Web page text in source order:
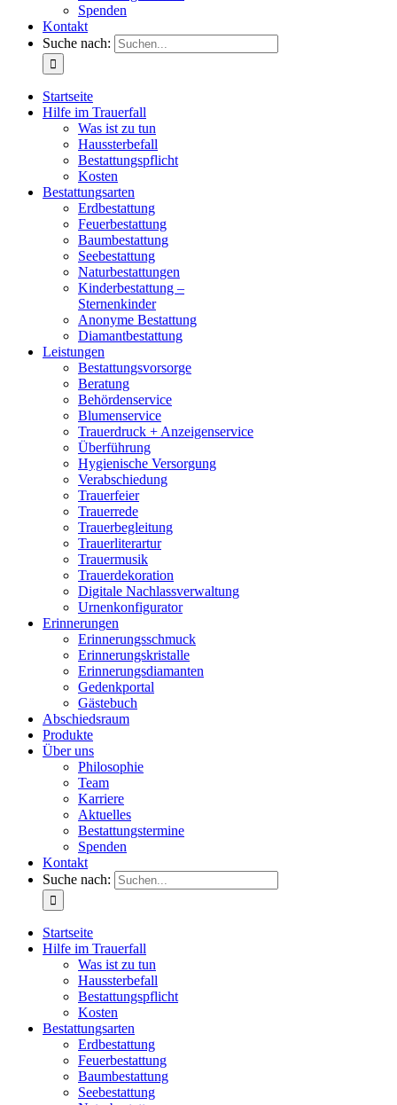
Spenden
Kontakt
Suche nach:
Startseite
Hilfe im Trauerfall
Was ist zu tun
Haussterbefall
Bestattungspflicht
Kosten
Bestattungsarten
Erdbestattung
Feuerbestattung
Baumbestattung
Seebestattung
Naturbestattungen
Kinderbestattung –
Sternenkinder
Anonyme Bestattung
Diamantbestattung
Leistungen
Bestattungsvorsorge
Beratung
Behördenservice
Blumenservice
Trauerdruck + Anzeigenservice
Überführung
Hygienische Versorgung
Verabschiedung
Trauerfeier
Trauerrede
Trauerbegleitung
Trauerliterartur
Trauermusik
Trauerdekoration
Digitale Nachlassverwaltung
Urnenkonfigurator
Erinnerungen
Erinnerungsschmuck
Erinnerungskristalle
Erinnerungsdiamanten
Gedenkportal
Gästebuch
Abschiedsraum
Produkte
Über uns
Philosophie
Team
Karriere
Aktuelles
Bestattungstermine
Spenden
Kontakt
Suche nach:
Startseite
Hilfe im Trauerfall
Was ist zu tun
Haussterbefall
Bestattungspflicht
Kosten
Bestattungsarten
Erdbestattung
Feuerbestattung
Baumbestattung
Seebestattung